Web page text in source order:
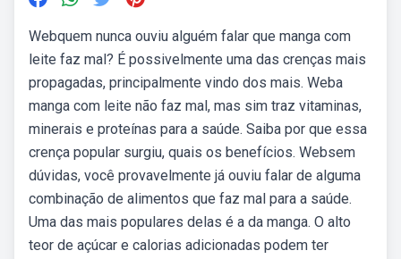
Webquem nunca ouviu alguém falar que manga com
leite faz mal? É possivelmente uma das crenças mais
propagadas, principalmente vindo dos mais. Weba
manga com leite não faz mal, mas sim traz vitaminas,
minerais e proteínas para a saúde. Saiba por que essa
crença popular surgiu, quais os benefícios. Websem
dúvidas, você provavelmente já ouviu falar de alguma
combinação de alimentos que faz mal para a saúde.
Uma das mais populares delas é a da manga. O alto
teor de açúcar e calorias adicionadas podem ter